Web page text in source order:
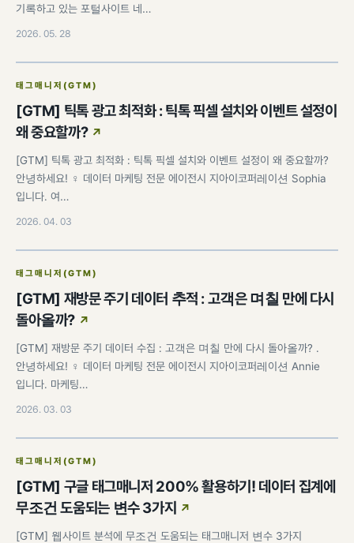
기록하고 있는 포털사이트 네…
2026. 05. 28
태그매니저(GTM)
[GTM] 틱톡 광고 최적화 : 틱톡 픽셀 설치와 이벤트 설정이
왜 중요할까?
[GTM] 틱톡 광고 최적화 : 틱톡 픽셀 설치와 이벤트 설정이 왜 중요할까?
안녕하세요! ♀️ 데이터 마케팅 전문 에이전시 지아이코퍼레이션 Sophia
입니다. 여…
2026. 04. 03
태그매니저(GTM)
[GTM] 재방문 주기 데이터 추적 : 고객은 며칠 만에 다시
돌아올까?
[GTM] 재방문 주기 데이터 수집 : 고객은 며칠 만에 다시 돌아올까? .
안녕하세요! ♀️ 데이터 마케팅 전문 에이전시 지아이코퍼레이션 Annie
입니다. 마케팅…
2026. 03. 03
태그매니저(GTM)
[GTM] 구글 태그매니저 200% 활용하기! 데이터 집계에
무조건 도움되는 변수 3가지
[GTM] 웹사이트 분석에 무조건 도움되는 태그매니저 변수 3가지